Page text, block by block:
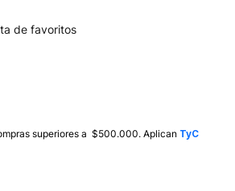
de favoritos
superiores a $500.000. Aplican TyC